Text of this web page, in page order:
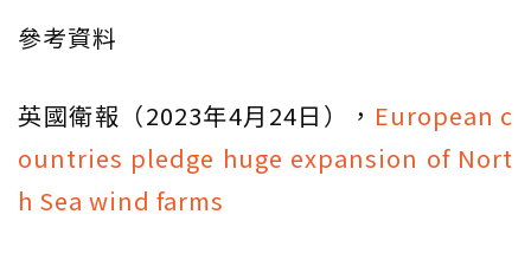
參考資料
英國衛報（2023年4月24日）， European c
ountries pledge huge expansion of Nort
h Sea wind farms